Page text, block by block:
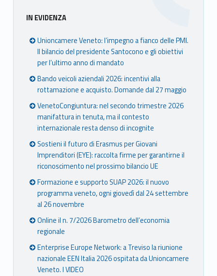
mer
Ven
eto
Ven
eto
Ven
eto
Ven
eto
Sidebar
IN EVIDENZA
Unioncamere Veneto: l’impegno a fianco delle PMI.
Il bilancio del presidente Santocono e gli obiettivi
per l’ultimo anno di mandato
Bando veicoli aziendali 2026: incentivi alla
rottamazione e acquisto. Domande dal 27 maggio
VenetoCongiuntura: nel secondo trimestre 2026
manifattura in tenuta, ma il contesto
internazionale resta denso di incognite
Sostieni il futuro di Erasmus per Giovani
Imprenditori (EYE): raccolta firme per garantirne il
riconoscimento nel prossimo bilancio UE
Formazione e supporto SUAP 2026: il nuovo
programma veneto, ogni giovedì dal 24 settembre
al 26 novembre
Online il n. 7/2026 Barometro dell’economia
regionale
Enterprise Europe Network: a Treviso la riunione
nazionale EEN Italia 2026 ospitata da Unioncamere
Veneto. I VIDEO